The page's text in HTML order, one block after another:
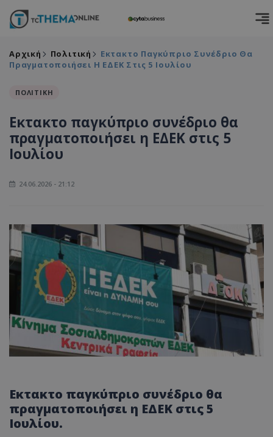
Αρχική Πολιτική
Εκτακτο Παγκύπριο Συνέδριο Θα
Πραγματοποιήσει Η ΕΔΕΚ Στις 5 Ιουλίου
ΠΟΛΙΤΙΚΗ
Εκτακτο παγκύπριο συνέδριο θα
πραγματοποιήσει η ΕΔΕΚ στις 5
Ιουλίου
24.06.2026 - 21:12
Εκτακτο παγκύπριο συνέδριο θα
πραγματοποιήσει η ΕΔΕΚ στις 5
Ιουλίου.